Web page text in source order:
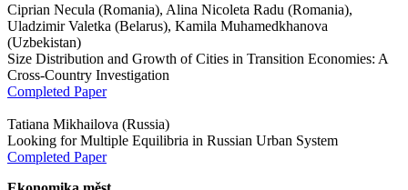
Ciprian Necula (Romania), Alina Nicoleta Radu (Romania),
Uladzimir Valetka (Belarus), Kamila Muhamedkhanova
(Uzbekistan)
Size Distribution and Growth of Cities in Transition Economies: A
Cross-Country Investigation
Completed Paper
Tatiana Mikhailova (Russia)
Looking for Multiple Equilibria in Russian Urban System
Completed Paper